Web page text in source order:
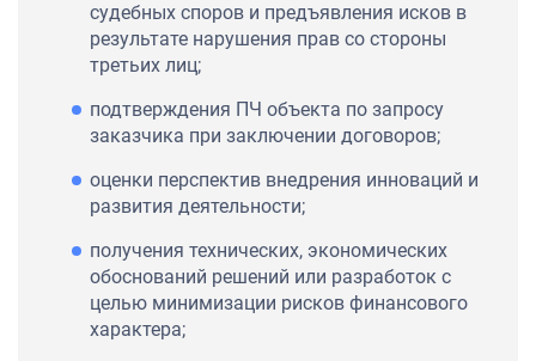
судебных споров и предъявления исков в
результате нарушения прав со стороны
третьих лиц;
подтверждения ПЧ объекта по запросу
заказчика при заключении договоров;
оценки перспектив внедрения инноваций и
развития деятельности;
получения технических, экономических
обоснований решений или разработок с
целью минимизации рисков финансового
характера;